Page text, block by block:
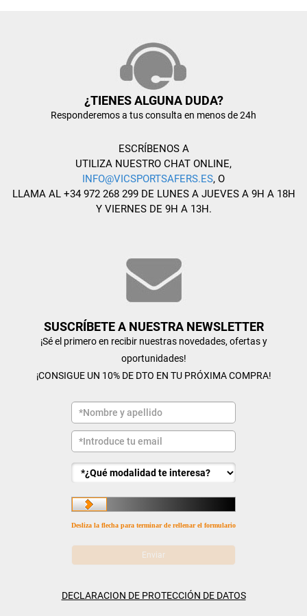
¿TIENES ALGUNA DUDA?
Responderemos a tus consulta en menos de 24h
ESCRÍBENOS A
UTILIZA NUESTRO CHAT ONLINE,
INFO@VICSPORTSAFERS.ES, O
LLAMA AL +34 972 268 299 DE LUNES A JUEVES A 9H A 18H
Y VIERNES DE 9H A 13H.
SUSCRÍBETE A NUESTRA NEWSLETTER
¡Sé el primero en recibir nuestras novedades, ofertas y
oportunidades!
¡CONSIGUE UN 10% DE DTO EN TU PRÓXIMA COMPRA!
Desliza la flecha para terminar de rellenar el formulario
DECLARACION DE PROTECCIÓN DE DATOS